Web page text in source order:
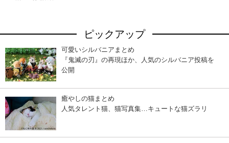
ピックアップ
可愛いシルバニアまとめ
『鬼滅の刃』の再現ほか、人気のシルバニア投稿を
公開
癒やしの猫まとめ
人気タレント猫、猫写真集…キュートな猫ズラリ